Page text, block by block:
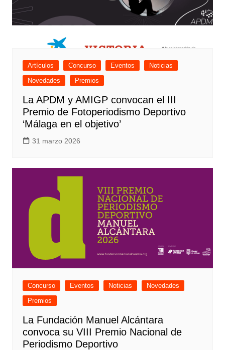
Artículos Concurso Eventos
Noticias
Novedades
Premios
La APDM y AMIGP convocan el III
Premio de Fotoperiodismo Deportivo
‘Málaga en el objetivo’
31 marzo 2026
Concurso Eventos Noticias
Novedades
Premios
La Fundación Manuel Alcántara
convoca su VIII Premio Nacional de
Periodismo Deportivo